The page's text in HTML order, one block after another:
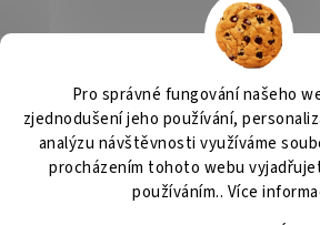
Pro správné fungování našeho
zjednodušení jeho používání,
analýzu návštěvnosti využíváme
procházením tohoto webu
používáním.. Více
Výčepní zařízení, chlazení na pivo,
Barvy Příbram Obchodní
Vytvořil Shoptet